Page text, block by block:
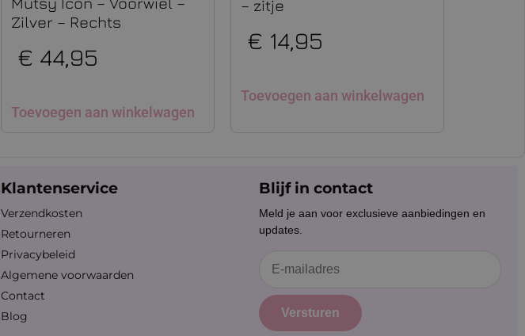
Zilver – Rechts
€ 44,95
Toevoegen aan winkelwagen
– zitje
€ 14,95
Toevoegen aan winkelwagen
Klantenservice
Verzendkosten
Retourneren
Privacybeleid
Algemene voorwaarden
Contact
Blog
Blijf in contact
Meld je aan voor exclusieve aanbiedingen en
updates.
Versturen